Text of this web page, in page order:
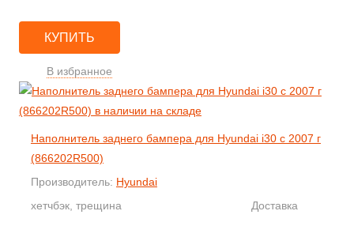
КУПИТЬ
В избранное
Наполнитель заднего бампера для Hyundai i30 с 2007 г
(866202R500)
Производитель: Hyundai
хетчбэк, трещина
Доставка